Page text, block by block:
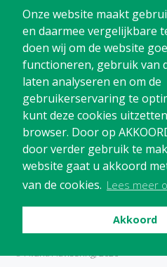
Onze website maakt
en daarmee vergelijkbare
doen wij om de website
functioneren, gebruik van
laten analyseren en om de
gebruikerservaring te
kunt deze cookies
browser. Door op
door verder gebruik te
website gaat u akkoord
van de cookies. Lees meer
Akkoord
Poelstraat 4
1441 RR Purmerend
@:
Blijf op de hoogte en schrijf je
nieuwsbrief
Schrijf me in!
Privacy Cookies
Disclaimer
© Avanti Advisering, 2026